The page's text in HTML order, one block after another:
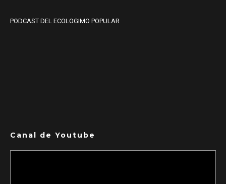
PODCAST DEL ECOLOGIMO POPULAR
Canal de Youtube